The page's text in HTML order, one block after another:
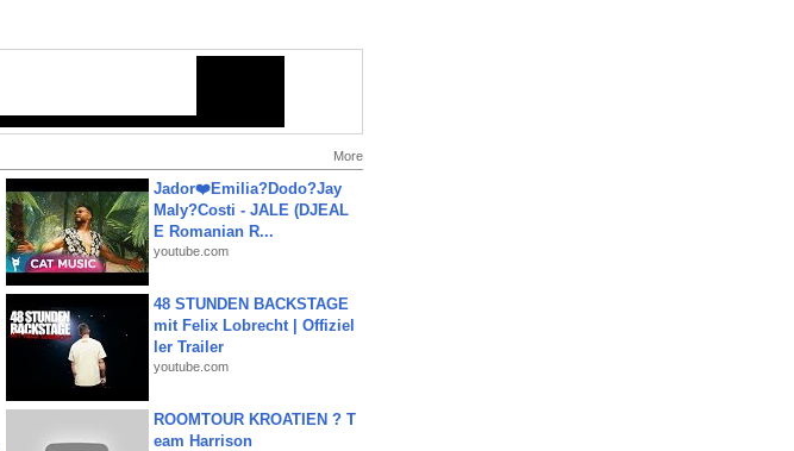
More
Jador❤️Emilia?Dodo?Jay
Maly?Costi - JALE (DJEAL
E Romanian R...
youtube.com
48 STUNDEN BACKSTAGE
mit Felix Lobrecht | Offiziel
ler Trailer
youtube.com
ROOMTOUR KROATIEN ? T
eam Harrison